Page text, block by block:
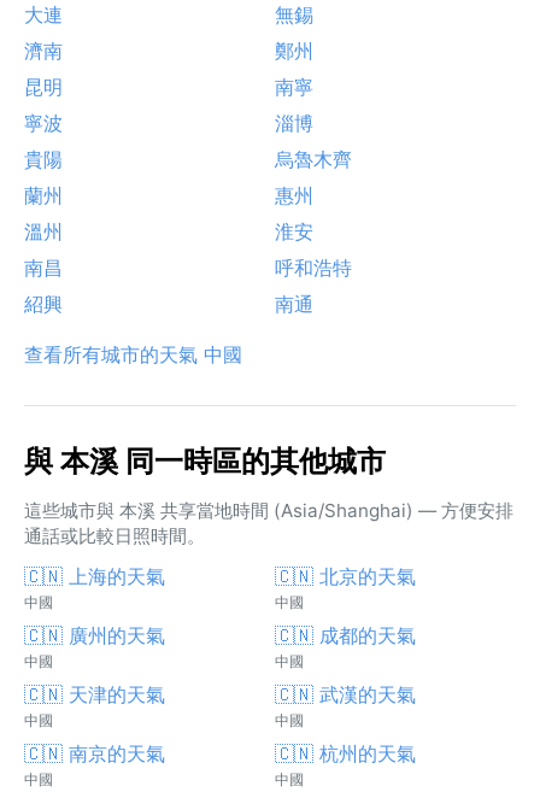
大連
無錫
濟南
鄭州
昆明
南寧
寧波
淄博
貴陽
烏魯木齊
蘭州
惠州
溫州
淮安
南昌
呼和浩特
紹興
南通
查看所有城市的天氣 中國
與 本溪 同一時區的其他城市
這些城市與 本溪 共享當地時間 (Asia/Shanghai) — 方便安排
通話或比較日照時間。
🇨🇳 上海的天氣
中國
🇨🇳 北京的天氣
中國
🇨🇳 廣州的天氣
中國
🇨🇳 成都的天氣
中國
🇨🇳 天津的天氣
中國
🇨🇳 武漢的天氣
中國
🇨🇳 南京的天氣
中國
🇨🇳 杭州的天氣
中國